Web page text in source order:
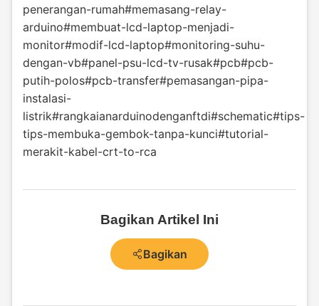
penerangan-rumah#memasang-relay-
arduino#membuat-lcd-laptop-menjadi-
monitor#modif-lcd-laptop#monitoring-suhu-
dengan-vb#panel-psu-lcd-tv-rusak#pcb#pcb-
putih-polos#pcb-transfer#pemasangan-pipa-
instalasi-
listrik#rangkaianarduinodenganftdi#schematic#tips-
tips-membuka-gembok-tanpa-kunci#tutorial-
merakit-kabel-crt-to-rca
Bagikan Artikel Ini
Bagikan